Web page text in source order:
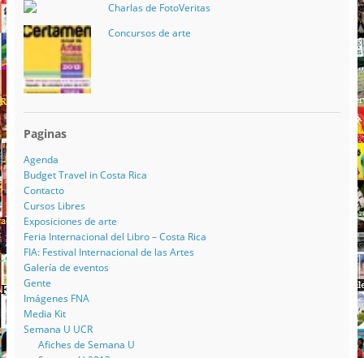
Charlas de FotoVeritas
Concursos de arte
Paginas
Agenda
Budget Travel in Costa Rica
Contacto
Cursos Libres
Exposiciones de arte
Feria Internacional del Libro – Costa Rica
FIA: Festival Internacional de las Artes
Galería de eventos
Gente
Imágenes FNA
Media Kit
Semana U UCR
Afiches de Semana U